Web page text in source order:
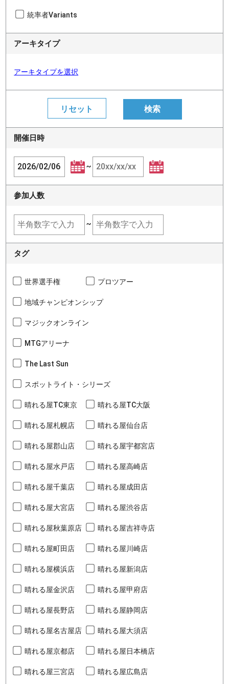
統率者Variants
アーキタイプ
アーキタイプを選択
開催日時
~
参加人数
~
タグ
世界選手権 プロツアー
地域チャンピオンシップ
マジックオンライン
MTGアリーナ
The Last Sun
スポットライト・シリーズ
晴れる屋TC東京 晴れる屋TC大阪
晴れる屋札幌店 晴れる屋仙台店
晴れる屋郡山店 晴れる屋宇都宮店
晴れる屋水戸店 晴れる屋高崎店
晴れる屋千葉店 晴れる屋成田店
晴れる屋大宮店 晴れる屋渋谷店
晴れる屋秋葉原店 晴れる屋吉祥寺店
晴れる屋町田店 晴れる屋川崎店
晴れる屋横浜店 晴れる屋新潟店
晴れる屋金沢店 晴れる屋甲府店
晴れる屋長野店 晴れる屋静岡店
晴れる屋名古屋店 晴れる屋大須店
晴れる屋京都店 晴れる屋日本橋店
晴れる屋三宮店 晴れる屋広島店